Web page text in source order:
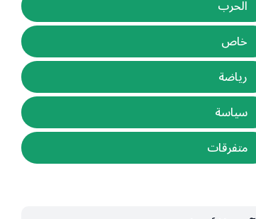
الحرب
خاص
رياضة
سياسة
متفرقات